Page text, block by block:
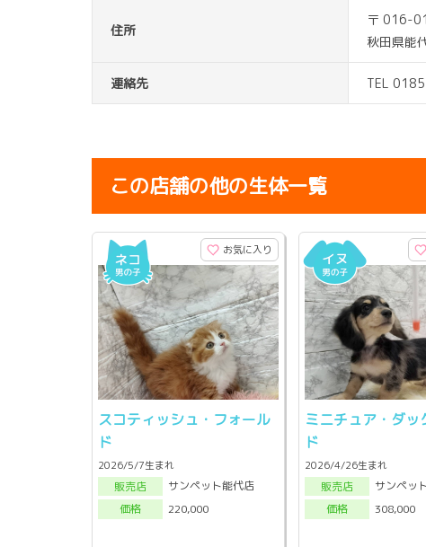
住所
〒 016-
秋田県能
連絡先 TEL
この店舗の他の生体一覧
お気に入り
スコティッシュ・フォール
ド
2026/5/7生まれ
販売店
サンペット能代店
価格
220,000
ミニチュア・ダッ
ド
2026/4/26生まれ
販売店
サンペッ
価格
308,000